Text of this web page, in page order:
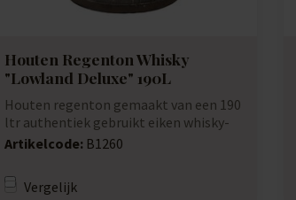
Houten Regenton Whisky
"Lowland Deluxe" 190L
Houten regenton gemaakt van een 190
ltr authentiek gebruikt eiken whisky-
vat. De...
Artikelcode: B1260
Vergelijk